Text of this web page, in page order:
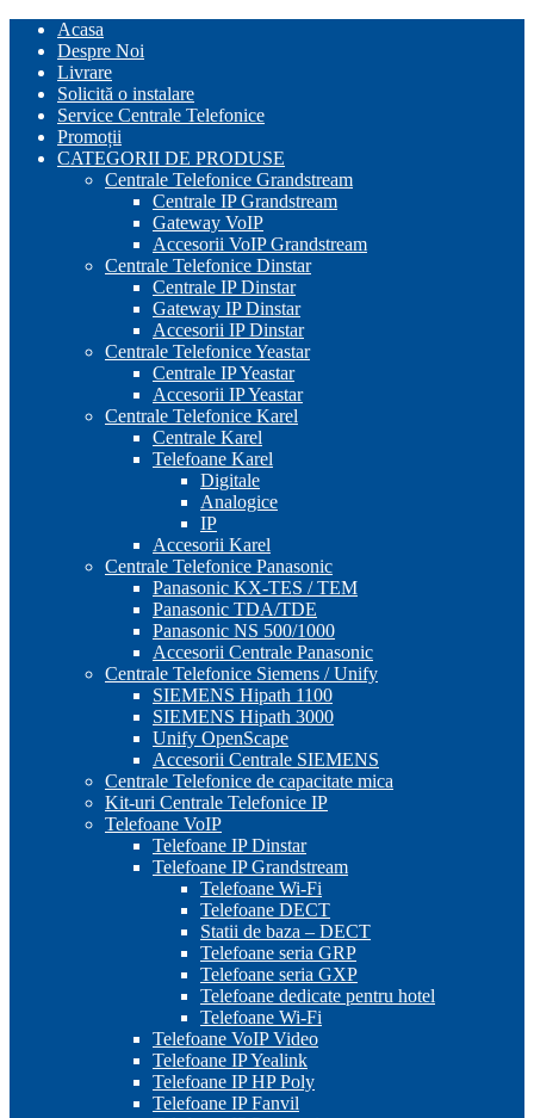
Skip
content
Acasa
Despre Noi
Livrare
Solicită o instalare
Service Centrale Telefonice
Promoții
CATEGORII DE PRODUSE
Centrale Telefonice Grandstream
Centrale IP Grandstream
Gateway VoIP
Accesorii VoIP Grandstream
Centrale Telefonice Dinstar
Centrale IP Dinstar
Gateway IP Dinstar
Accesorii IP Dinstar
Centrale Telefonice Yeastar
Centrale IP Yeastar
Accesorii IP Yeastar
Centrale Telefonice Karel
Centrale Karel
Telefoane Karel
Digitale
Analogice
IP
Accesorii Karel
Centrale Telefonice Panasonic
Panasonic KX-TES / TEM
Panasonic TDA/TDE
Panasonic NS 500/1000
Accesorii Centrale Panasonic
Centrale Telefonice Siemens / Unify
SIEMENS Hipath 1100
SIEMENS Hipath 3000
Unify OpenScape
Accesorii Centrale SIEMENS
Centrale Telefonice de capacitate mica
Kit-uri Centrale Telefonice IP
Telefoane VoIP
Telefoane IP Dinstar
Telefoane IP Grandstream
Telefoane Wi-Fi
Telefoane DECT
Statii de baza – DECT
Telefoane seria GRP
Telefoane seria GXP
Telefoane dedicate pentru hotel
Telefoane Wi-Fi
Telefoane VoIP Video
Telefoane IP Yealink
Telefoane IP HP Poly
Telefoane IP Fanvil